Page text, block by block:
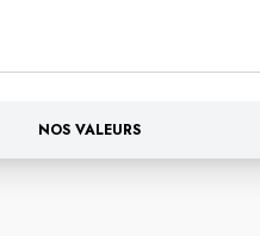
NOS VALEURS